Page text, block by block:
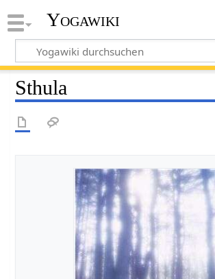
Yogawiki
Sthula